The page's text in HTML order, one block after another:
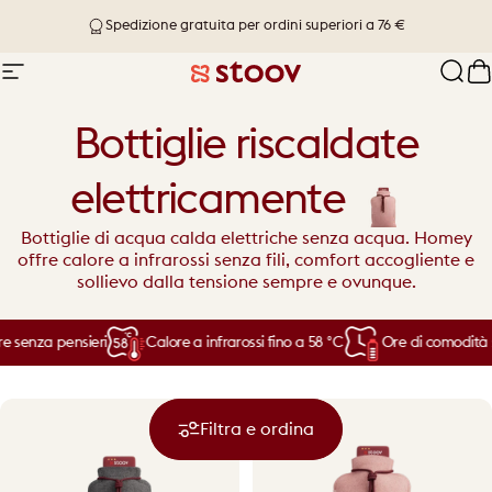
Spedizione in 1-4 giorni lavorativi
Navigazione del sito Stoov® | Cordless Heated Cushions
Bottiglie riscaldate
elettricamente
Bottiglie di acqua calda elettriche senza acqua. Homey
offre calore a infrarossi senza fili, comfort accogliente e
sollievo dalla tensione sempre e ovunque.
senza pensieri Calore a infrarossi fino a 58 °C Ore di comodità
Filtra e ordina